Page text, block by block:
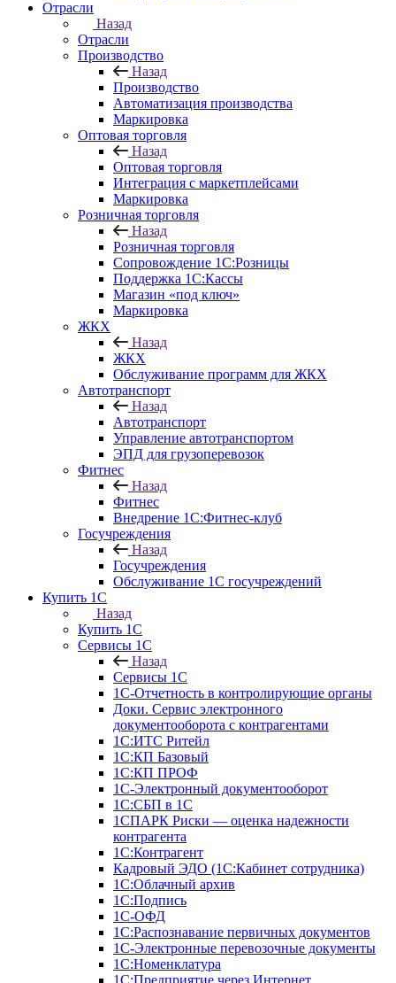
Отрасли
Назад
Отрасли
Производство
Назад
Производство
Автоматизация производства
Маркировка
Оптовая торговля
Назад
Оптовая торговля
Интеграция с маркетплейсами
Маркировка
Розничная торговля
Назад
Розничная торговля
Сопровождение 1С:Розницы
Поддержка 1С:Кассы
Магазин «под ключ»
Маркировка
ЖКХ
Назад
ЖКХ
Обслуживание программ для ЖКХ
Автотранспорт
Назад
Автотранспорт
Управление автотранспортом
ЭПД для грузоперевозок
Фитнес
Назад
Фитнес
Внедрение 1С:Фитнес-клуб
Госучреждения
Назад
Госучреждения
Обслуживание 1С госучреждений
Купить 1С
Назад
Купить 1С
Сервисы 1С
Назад
Сервисы 1С
1С-Отчетность в контролирующие органы
Доки. Сервис электронного
документооборота с контрагентами
1С:ИТС Ритейл
1С:КП Базовый
1С:КП ПРОФ
1С-Электронный документооборот
1С:СБП в 1С
1СПАРК Риски — оценка надежности
контрагента
1С:Контрагент
Кадровый ЭДО (1С:Кабинет сотрудника)
1С:Облачный архив
1С:Подпись
1С-ОФД
1С:Распознавание первичных документов
1С-Электронные перевозочные документы
1С:Номенклатура
1С:Предприятие через Интернет